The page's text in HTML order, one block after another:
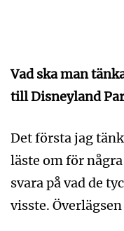
Vad ska man
till Disneyland
Det första jag
läste om för
svara på vad de
visste.